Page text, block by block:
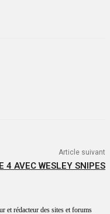
Article suivant
4 AVEC WESLEY SNIPES
et rédacteur des sites et forums